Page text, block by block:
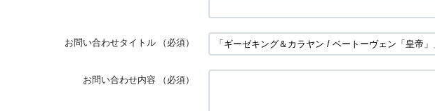
お問い合わせタイトル （必須）
お問い合わせ内容 （必須）